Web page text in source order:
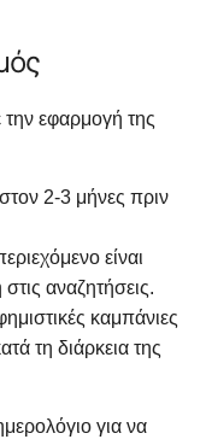
την εφαρμογή της
2-3 μήνες πριν
είναι
αναζητήσεις.
καμπάνιες
τη διάρκεια της
για να